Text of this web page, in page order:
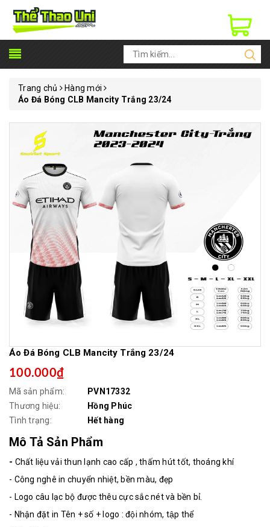
Trang chủ
Hàng mới
Áo Đá Bóng CLB Mancity Trắng 23/24
Áo Đá Bóng CLB Mancity Trắng 23/24
100.000₫
Mã sản phẩm:
PVN17332
Thương hiệu:
Hồng Phúc
Tình trạng:
Hết hàng
Mô Tả Sản Phẩm
- Chất liệu vải thun lạnh cao cấp , thấm hút tốt, thoáng khí
- Công nghê in chuyển nhiệt, bền màu, đẹp
- Logo câu lạc bộ được thêu cực sắc nét và bền bỉ.
- Nhận đặt in Tên + số + logo : đội nhóm, tập thể